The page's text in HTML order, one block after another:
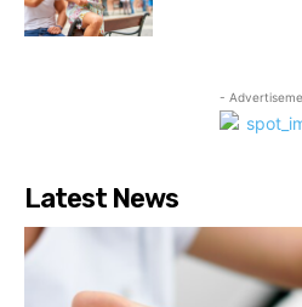
-
Latest News